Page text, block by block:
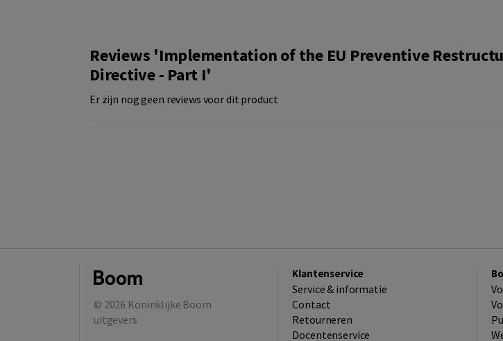
Reviews 'Implementation of the EU Preventive
Directive - Part I'
Er zijn nog geen reviews voor dit product
© 2026 Koninklijke Boom
uitgevers
Klantenservice
Service & informatie
Contact
Retourneren
Docentenservice